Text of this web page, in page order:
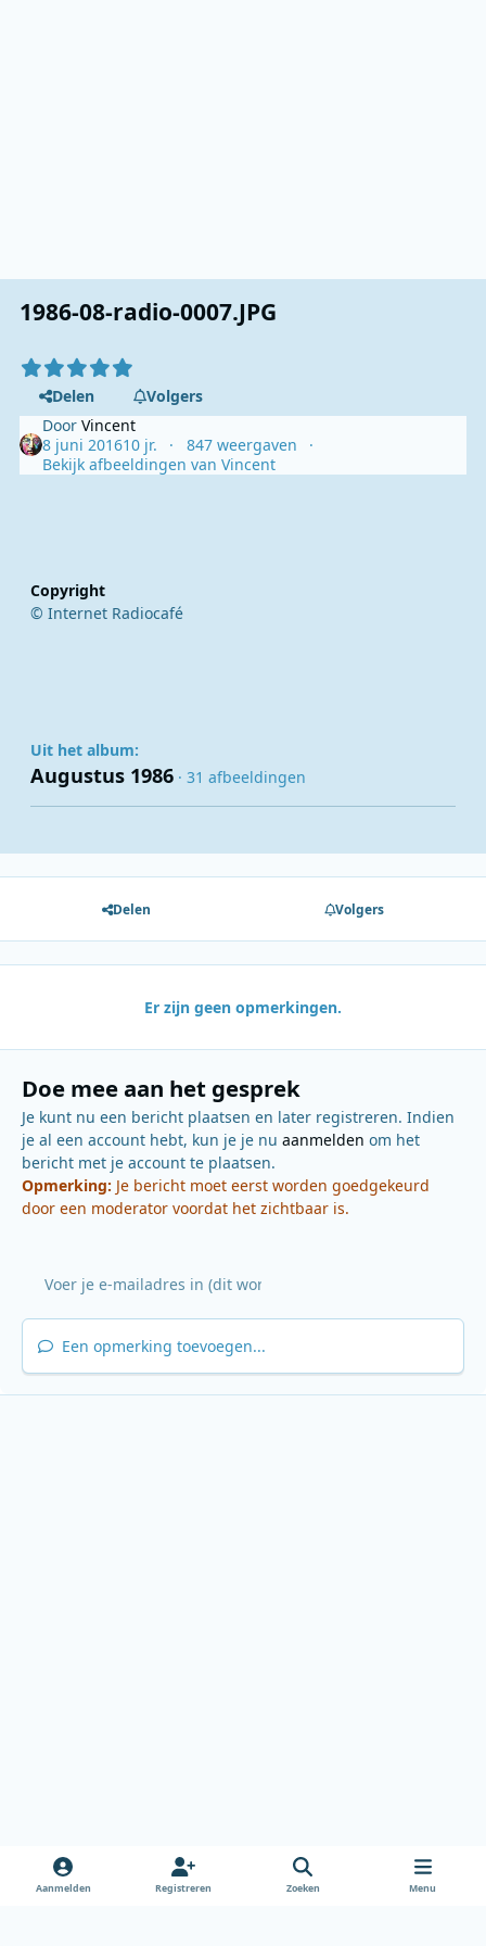
1986-08-radio-0007.JPG
Delen
Volgers
DoorVincent
8 juni 201610 jr.
847 weergaven
Bekijk afbeeldingen van Vincent
Copyright
© Internet Radiocafé
Uit het album:
Augustus 1986 · 31 afbeeldingen
Delen Volgers
Er zijn geen opmerkingen.
Doe mee aan het gesprek
Je kunt nu een bericht plaatsen en later registreren. Indien
je al een account hebt, kun je je nu aanmelden om het
bericht met je account te plaatsen.
Opmerking: Je bericht moet eerst worden goedgekeurd
door een moderator voordat het zichtbaar is.
Een opmerking toevoegen...
Aanmelden Registreren Zoeken Menu